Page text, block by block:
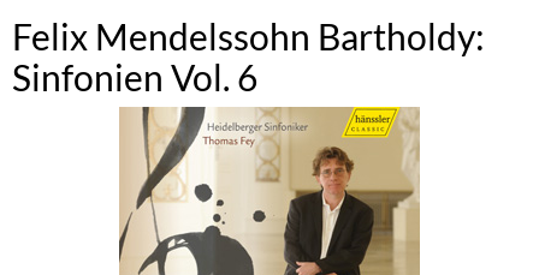
Felix Mendelssohn Bartholdy:
Sinfonien Vol. 6